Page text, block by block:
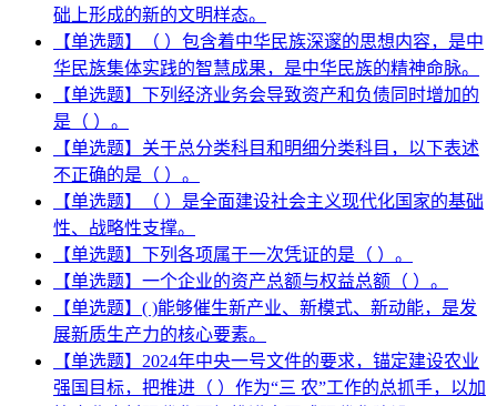
础上形成的新的文明样态。
【单选题】（ ）包含着中华民族深邃的思想内容，是中
华民族集体实践的智慧成果，是中华民族的精神命脉。
【单选题】下列经济业务会导致资产和负债同时增加的
是（ ）。
【单选题】关于总分类科目和明细分类科目，以下表述
不正确的是（ ）。
【单选题】（ ）是全面建设社会主义现代化国家的基础
性、战略性支撑。
【单选题】下列各项属于一次凭证的是（ ）。
【单选题】一个企业的资产总额与权益总额（ ）。
【单选题】( )能够催生新产业、新模式、新动能，是发
展新质生产力的核心要素。
【单选题】2024年中央一号文件的要求，锚定建设农业
强国目标，把推进（ ）作为“三 农”工作的总抓手，以加